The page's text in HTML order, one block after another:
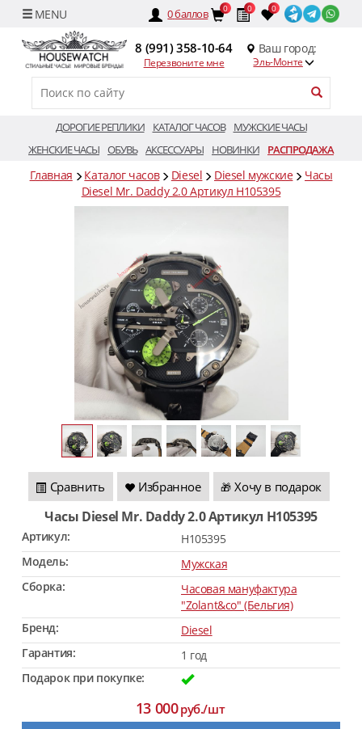
0баллов 0 0 0
8 (991) 358-10-64
Перезвоните мне
Ваш город:
Эль-Монте
ДОРОГИЕ РЕПЛИКИ КАТАЛОГ ЧАСОВ
МУЖСКИЕ ЧАСЫ
ЖЕНСКИЕ ЧАСЫ ОБУВЬ АКСЕССУАРЫ НОВИНКИ РАСПРОДАЖА
Главная Каталог часов Diesel Diesel мужские
Часы
Diesel Mr. Daddy 2.0 Артикул H105395
Сравнить Избранное 🎁 Хочу в подарок
Часы Diesel Mr. Daddy 2.0 Артикул H105395
Артикул:
H105395
Модель:
Мужская
Сборка:
Часовая мануфактура
"Zolant&co" (Бельгия)
Бренд:
Diesel
Гарантия:
1 год
Подарок при покупке:
13 000руб./шт